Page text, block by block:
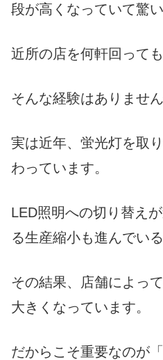
段が高くなっていて驚い
近所の店を何軒回って
そんな経験はありません
実は近年、蛍光灯を取
わっています。
LED照明への切り替え
る生産縮小も進んでいる
その結果、店舗によっ
大きくなっています。
だからこそ重要なのが